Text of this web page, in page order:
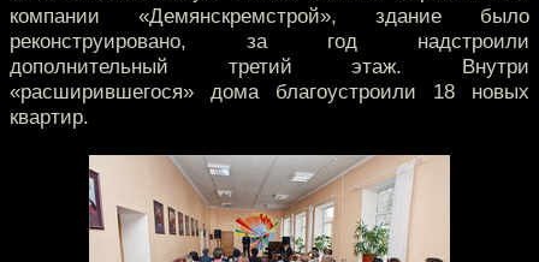
компании «Демянскремстрой», здание было
реконструировано, за год надстроили
дополнительный третий этаж. Внутри
«расширившегося» дома благоустроили 18 новых
квартир.